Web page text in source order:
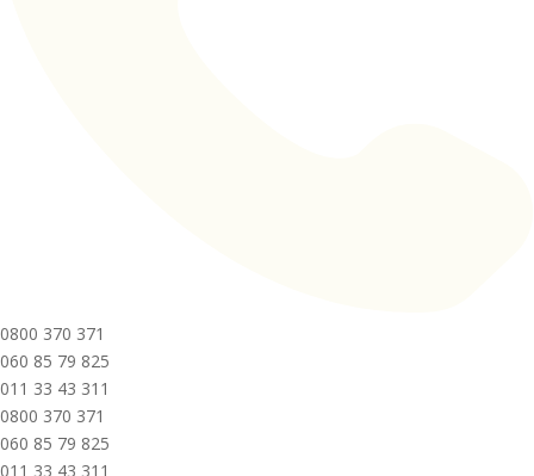
0800 370 371
060 85 79 825
011 33 43 311
0800 370 371
060 85 79 825
011 33 43 311